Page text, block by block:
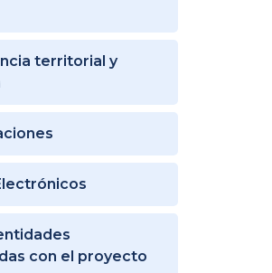
territorial y
con el proyecto